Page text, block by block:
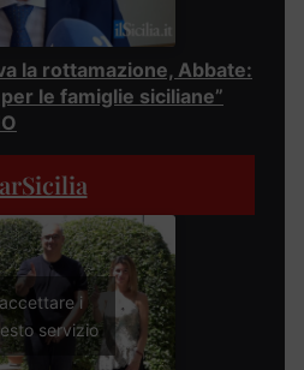
la rottamazione, Abbate:
le famiglie siciliane”
i
servizio